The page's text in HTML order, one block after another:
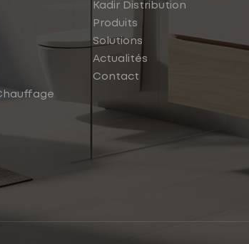
Kadir Distribution
Produits
Solutions
Actualités
Contact